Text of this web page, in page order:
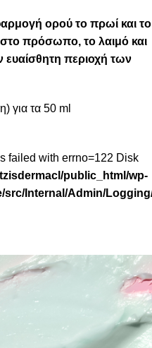
ορού το πρωί και το
πρόσωπο, το λαιμό και
ευαίσθητη περιοχή των
για τα 50 ml
failed with errno=122 Disk
public_html/wp-
Internal/Admin/